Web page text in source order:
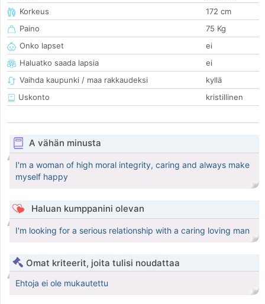
Korkeus
172 cm
Paino
75 Kg
Onko lapset
ei
Haluatko saada lapsia
ei
Vaihda kaupunki / maa rakkaudeksi
kyllä
Uskonto
kristillinen
A vähän minusta
I'm a woman of high moral integrity, caring and always make
myself happy
Haluan kumppanini olevan
I'm looking for a serious relationship with a caring loving man
Omat kriteerit, joita tulisi noudattaa
Ehtoja ei ole mukautettu